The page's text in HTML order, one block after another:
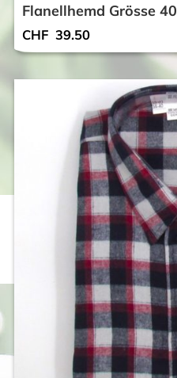
Flanellhemd Grösse 40
CHF 39.50